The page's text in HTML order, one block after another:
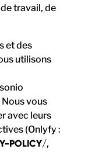
travail, de
et des
utilisons
Nous vous
avec leurs
(Onlyfy :
POLICY/,